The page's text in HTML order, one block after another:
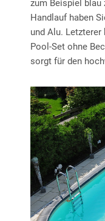
zum Beispiel blau
Handlauf haben
und Alu.
Pool-Set ohne
sorgt für den